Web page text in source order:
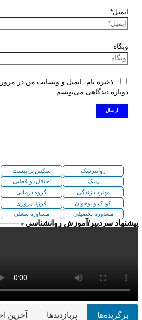
ایمیل*
وبگاه
ذخیره نام، ایمیل و وبسایت من در
دوباره دیدگاهی می‌نویسم.
روانپزشک سکس تراپیست
پنیک
اختلال دو قطبی
مهارت زندگی
گروه درمانی
کودک و نوجوان
فرزند پروری
مشاوره تحصیلی
مشاوره شغلی
پیشنهاد سردبیر/آموزش روانشناسی ▼
برگزیده‌ها پربازدیدها آخرین